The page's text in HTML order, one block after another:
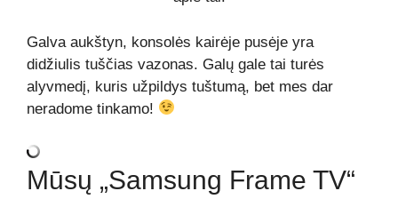
Galva aukštyn, konsolės kairėje pusėje yra
didžiulis tuščias vazonas. Galų gale tai turės
alyvmedį, kuris užpildys tuštumą, bet mes dar
neradome tinkamo!
Mūsų „Samsung Frame TV“